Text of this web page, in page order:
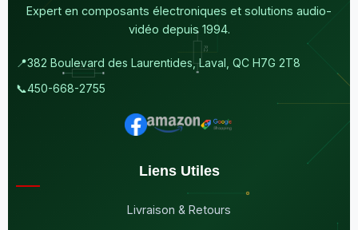
Expert en composants électroniques et solutions audio-
vidéo depuis 1994.
📍382 Boulevard des Laurentides, Laval, QC H7G 2T8
📞450-668-2755
Liens Utiles
Livraison & Retours